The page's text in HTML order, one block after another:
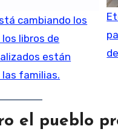
cambiando los
libros de
están
familias.
el pueblo